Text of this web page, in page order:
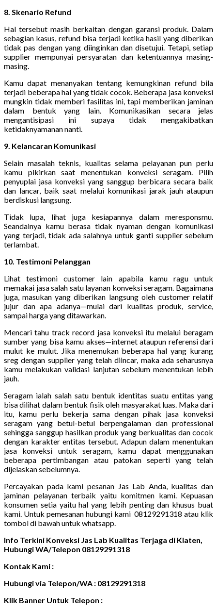
8. Skenario Refund
Hal tersebut masih berkaitan dengan garansi produk. Dalam
sebagian kasus, refund bisa terjadi ketika hasil yang diberikan
tidak pas dengan yang diinginkan dan disetujui. Tetapi, setiap
supplier mempunyai persyaratan dan ketentuannya masing-
masing.
Kamu dapat menanyakan tentang kemungkinan refund bila
terjadi beberapa hal yang tidak cocok. Beberapa jasa konveksi
mungkin tidak memberi fasilitas ini, tapi memberikan jaminan
dalam bentuk yang lain. Komunikasikan secara jelas
mengantisipasi ini supaya tidak mengakibatkan
ketidaknyamanan nanti.
9. Kelancaran Komunikasi
Selain masalah teknis, kualitas selama pelayanan pun perlu
kamu pikirkan saat menentukan konveksi seragam. Pilih
penyuplai jasa konveksi yang sanggup berbicara secara baik
dan lancar, baik saat melalui komunikasi jarak jauh ataupun
berdiskusi langsung.
Tidak lupa, lihat juga kesiapannya dalam meresponsmu.
Seandainya kamu berasa tidak nyaman dengan komunikasi
yang terjadi, tidak ada salahnya untuk ganti supplier sebelum
terlambat.
10. Testimoni Pelanggan
Lihat testimoni customer lain apabila kamu ragu untuk
memakai jasa salah satu layanan konveksi seragam. Bagaimana
juga, masukan yang diberikan langsung oleh customer relatif
jujur dan apa adanya—mulai dari kualitas produk, service,
sampai harga yang ditawarkan.
Mencari tahu track record jasa konveksi itu melalui beragam
sumber yang bisa kamu akses—internet ataupun referensi dari
mulut ke mulut. Jika menemukan beberapa hal yang kurang
sreg dengan supplier yang telah diincar, maka ada seharusnya
kamu melakukan validasi lanjutan sebelum menentukan lebih
jauh.
Seragam ialah salah satu bentuk identitas suatu entitas yang
bisa dilihat dalam bentuk fisik oleh masyarakat luas. Maka dari
itu, kamu perlu bekerja sama dengan pihak jasa konveksi
seragam yang betul-betul berpengalaman dan professional
sehingga sanggup hasilkan produk yang berkualitas dan cocok
dengan karakter entitas tersebut. Adapun dalam menentukan
jasa konveksi untuk seragam, kamu dapat menggunakan
beberapa pertimbangan atau patokan seperti yang telah
dijelaskan sebelumnya.
Percayakan pada kami pesanan Jas Lab Anda, kualitas dan
jaminan pelayanan terbaik yaitu komitmen kami. Kepuasan
konsumen setia yaitu hal yang lebih penting dan khusus buat
kami. Untuk pemesanan hubungi kami 08129291318 atau klik
tombol di bawah untuk whatsapp.
Info Terkini Konveksi Jas Lab Kualitas Terjaga di Klaten,
Hubungi WA/Telepon 08129291318
Kontak Kami :
Hubungi via Telepon/WA : 08129291318
Klik Banner Untuk Telepon :